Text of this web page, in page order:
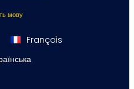
мову
Français